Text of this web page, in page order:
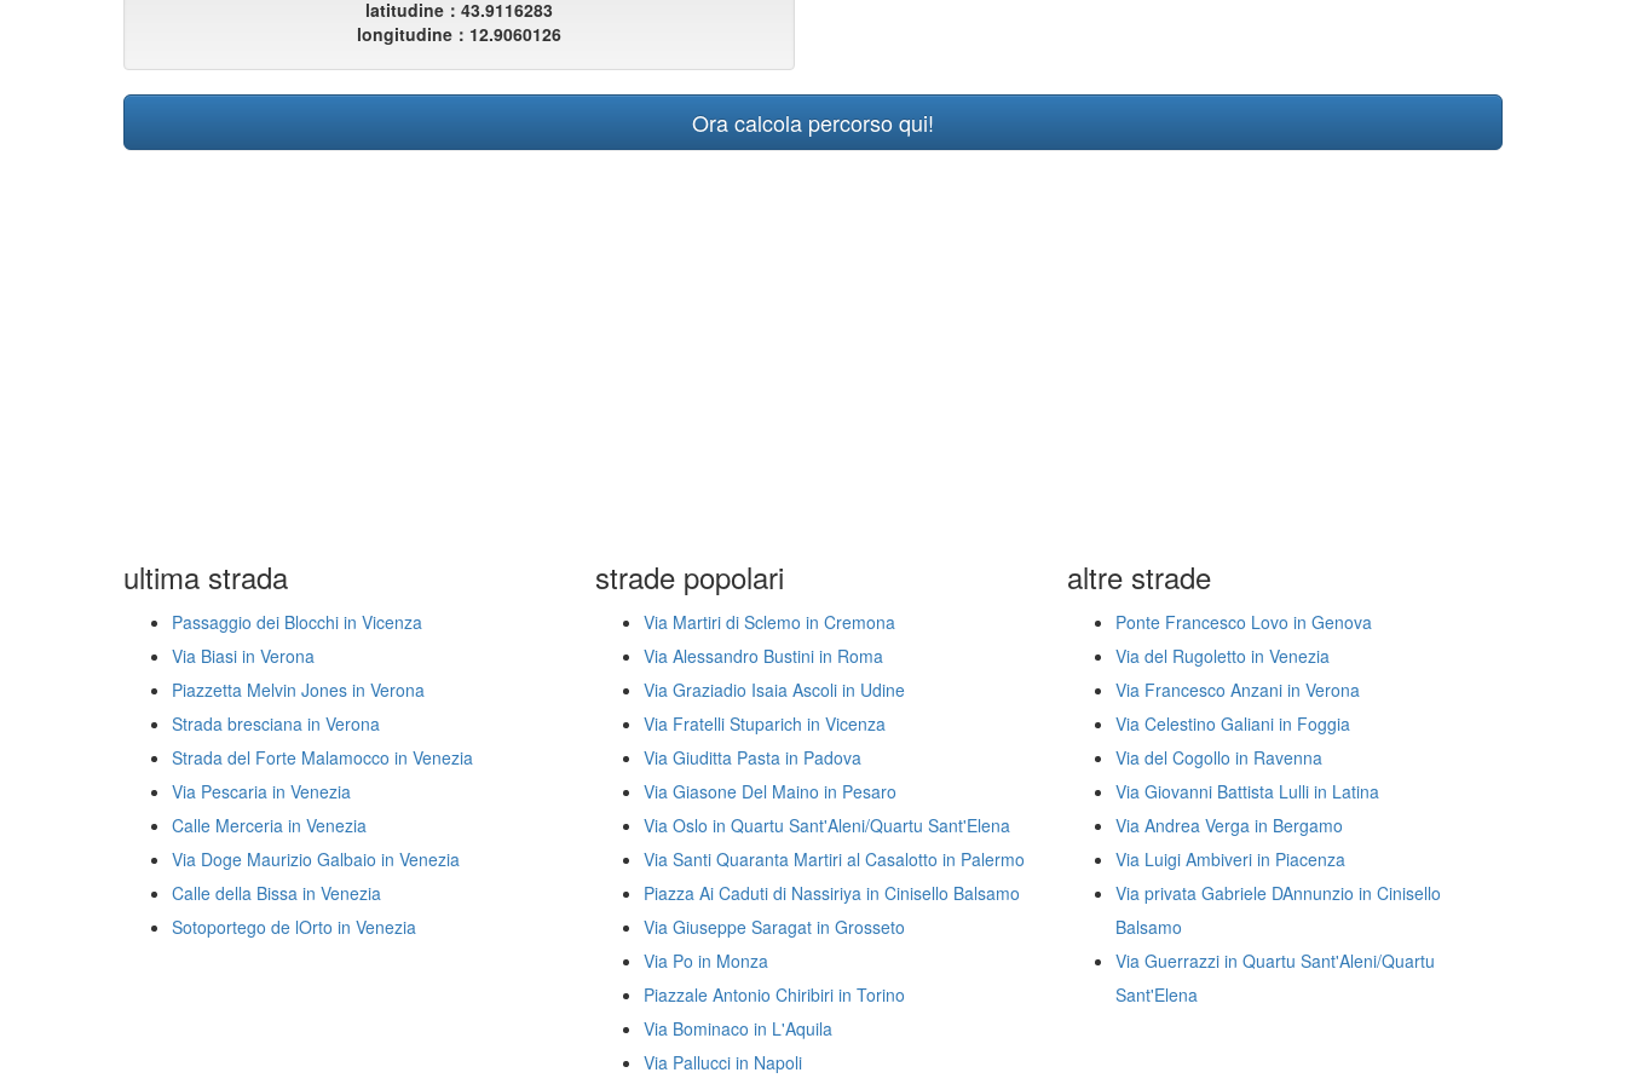
latitudine：43.9116283
longitudine：12.9060126
Ora calcola percorso qui!
ultima strada
Passaggio dei Blocchi in Vicenza
Via Biasi in Verona
Piazzetta Melvin Jones in Verona
Strada bresciana in Verona
Strada del Forte Malamocco in Venezia
Via Pescaria in Venezia
Calle Merceria in Venezia
Via Doge Maurizio Galbaio in Venezia
Calle della Bissa in Venezia
Sotoportego de lOrto in Venezia
strade popolari
Via Martiri di Sclemo in Cremona
Via Alessandro Bustini in Roma
Via Graziadio Isaia Ascoli in Udine
Via Fratelli Stuparich in Vicenza
Via Giuditta Pasta in Padova
Via Giasone Del Maino in Pesaro
Via Oslo in Quartu Sant'Aleni/Quartu Sant'Elena
Via Santi Quaranta Martiri al Casalotto in Palermo
Piazza Ai Caduti di Nassiriya in Cinisello Balsamo
Via Giuseppe Saragat in Grosseto
Via Po in Monza
Piazzale Antonio Chiribiri in Torino
Via Bominaco in L'Aquila
Via Pallucci in Napoli
altre strade
Ponte Francesco Lovo in Genova
Via del Rugoletto in Venezia
Via Francesco Anzani in Verona
Via Celestino Galiani in Foggia
Via del Cogollo in Ravenna
Via Giovanni Battista Lulli in Latina
Via Andrea Verga in Bergamo
Via Luigi Ambiveri in Piacenza
Via privata Gabriele DAnnunzio in Cinisello
Balsamo
Via Guerrazzi in Quartu Sant'Aleni/Quartu
Sant'Elena